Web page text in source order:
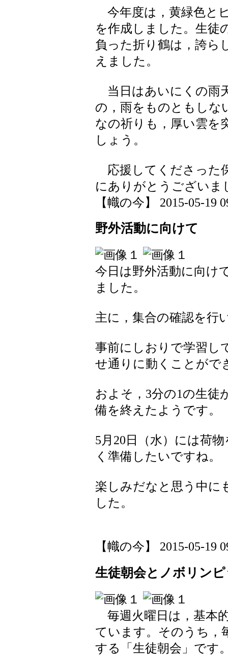
今年度は，黄緑色と
を作成しました。生徒
負った折り鶴は，誇ら
えました。
当日はあいにくの雨
の，雨をものともしな
なの祈りも，厚い雲を
しょう。
応援してくださった
にありがとうございま
【幟の今】 2015-05-19
野外活動に向けて
今日は野外活動に向け
ました。
主に，集合の確認を行
事前にしおりで学習し
せ通りに動くことがで
およそ，3分の1の生徒
備を終えたようです。
5月20日（水）には荷
く準備したいですね。
楽しみだなと思う中に
した。
【幟の今】 2015-05-19
生徒朝会とノボリン
毎週火曜日は，基本
ています。そのうち，
する「生徒朝会」です